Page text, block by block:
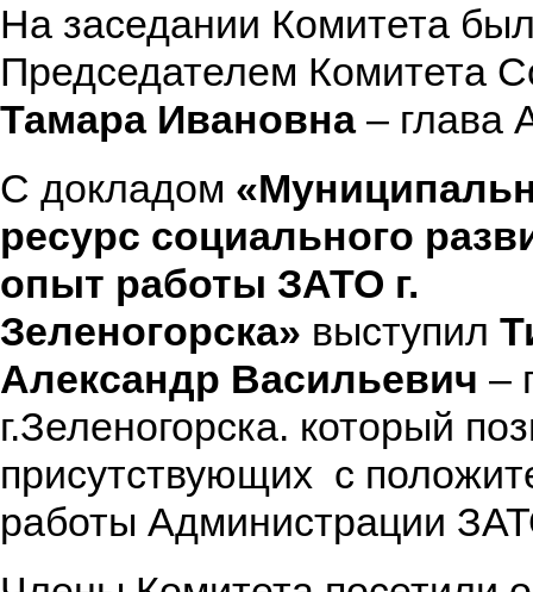
На заседании Комитета
Председателем Комитета
Тамара Ивановна– глава
С докладом
ресурс социального
опыт работы ЗАТО г.
Зеленогорска» выступил
Александр Васильевич –
г.Зеленогорска. который
присутствующих с
работы Администрации